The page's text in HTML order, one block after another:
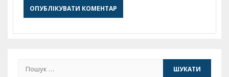
Пошук: